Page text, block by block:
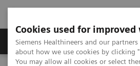
Cookies used for
Siemens Healthineers and our
about how we use cookies by
You may allow all cookies or select
Produtos e serviços